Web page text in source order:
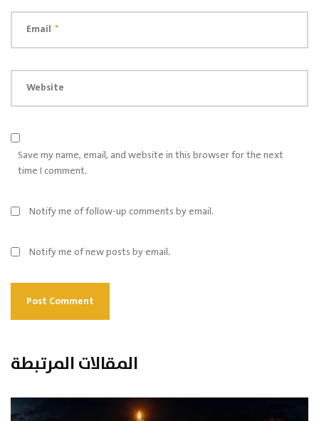
Email *
Website
Save my name, email, and website in this browser for the next
time I comment.
Notify me of follow-up comments by email.
Notify me of new posts by email.
المقالات المرتبطة